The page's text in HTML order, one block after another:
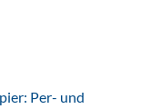
Per- und